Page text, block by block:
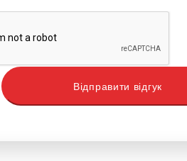
Відправити відгук